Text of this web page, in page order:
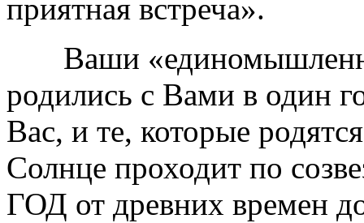
приятная встреча».
Ваши
родились с Вами в один
Вас, и те, которые
Солнце проходит по
ГОД от древних времен